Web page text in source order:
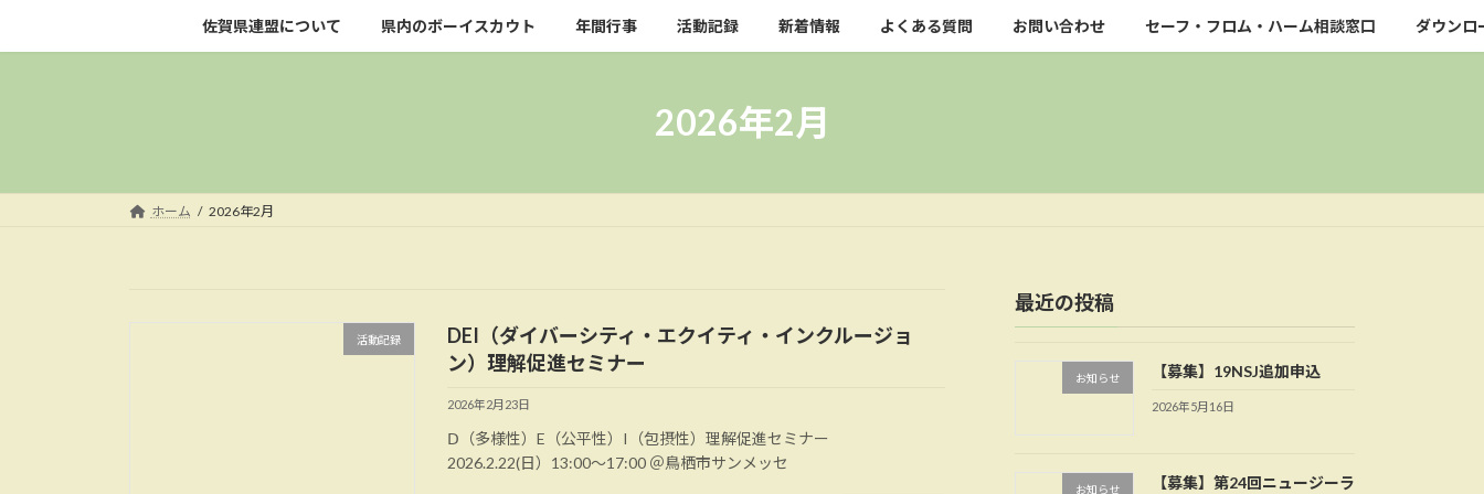
キ
に
佐賀県連盟について 県内のボーイスカウト 年間行事 活動記録 新着情報 よくある質問 お問い合わせ セーフ・フロム・ハーム相談窓口 ダウンロ
2026年2月
ホーム 2026年2月
活動記録
DEI（ダイバーシティ・エクイティ・インクルージョ
ン）理解促進セミナー
2026年2月23日
Ⅾ（多様性）E（公平性）I（包摂性）理解促進セミナー
2026.2.22(日）13:00～17:00 ＠鳥栖市サンメッセ
最近の投稿
お知らせ 【募集】19NSJ追加申込
2026年5月16日
お知らせ
【募集】第24回ニュージーラ